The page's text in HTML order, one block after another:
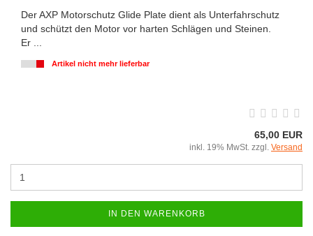
Der AXP Motorschutz Glide Plate dient als Unterfahrschutz
und schützt den Motor vor harten Schlägen und Steinen.
Er ...
Artikel nicht mehr lieferbar
65,00 EUR
inkl. 19% MwSt. zzgl. Versand
IN DEN WARENKORB